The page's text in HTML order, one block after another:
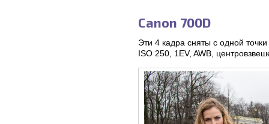
Canon 700D
Эти 4 кадра сняты с одной
ISO 250, 1EV, AWB,